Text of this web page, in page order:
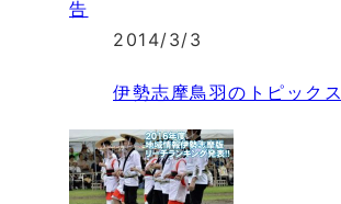
告
2014/3/3
伊勢志摩鳥羽のトピックス